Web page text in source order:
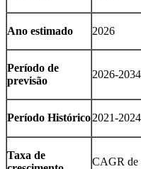
Ano estimado 2026
Período de
previsão
2026-2034
Período Histórico2021-2024
Taxa de
CAGR de